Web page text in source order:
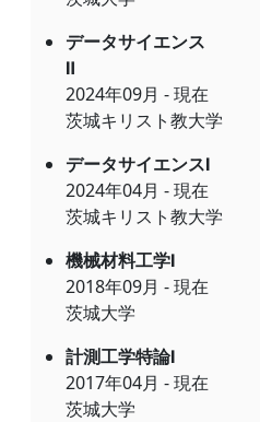
データサイエンス
2024年09月 - 現在
茨城キリスト教大学
データサ
2024年04月 - 現在
茨城キリスト教大学
機械材
2018年09月 - 現在
茨城大学
計測工
2017年04月 - 現在
茨城大学